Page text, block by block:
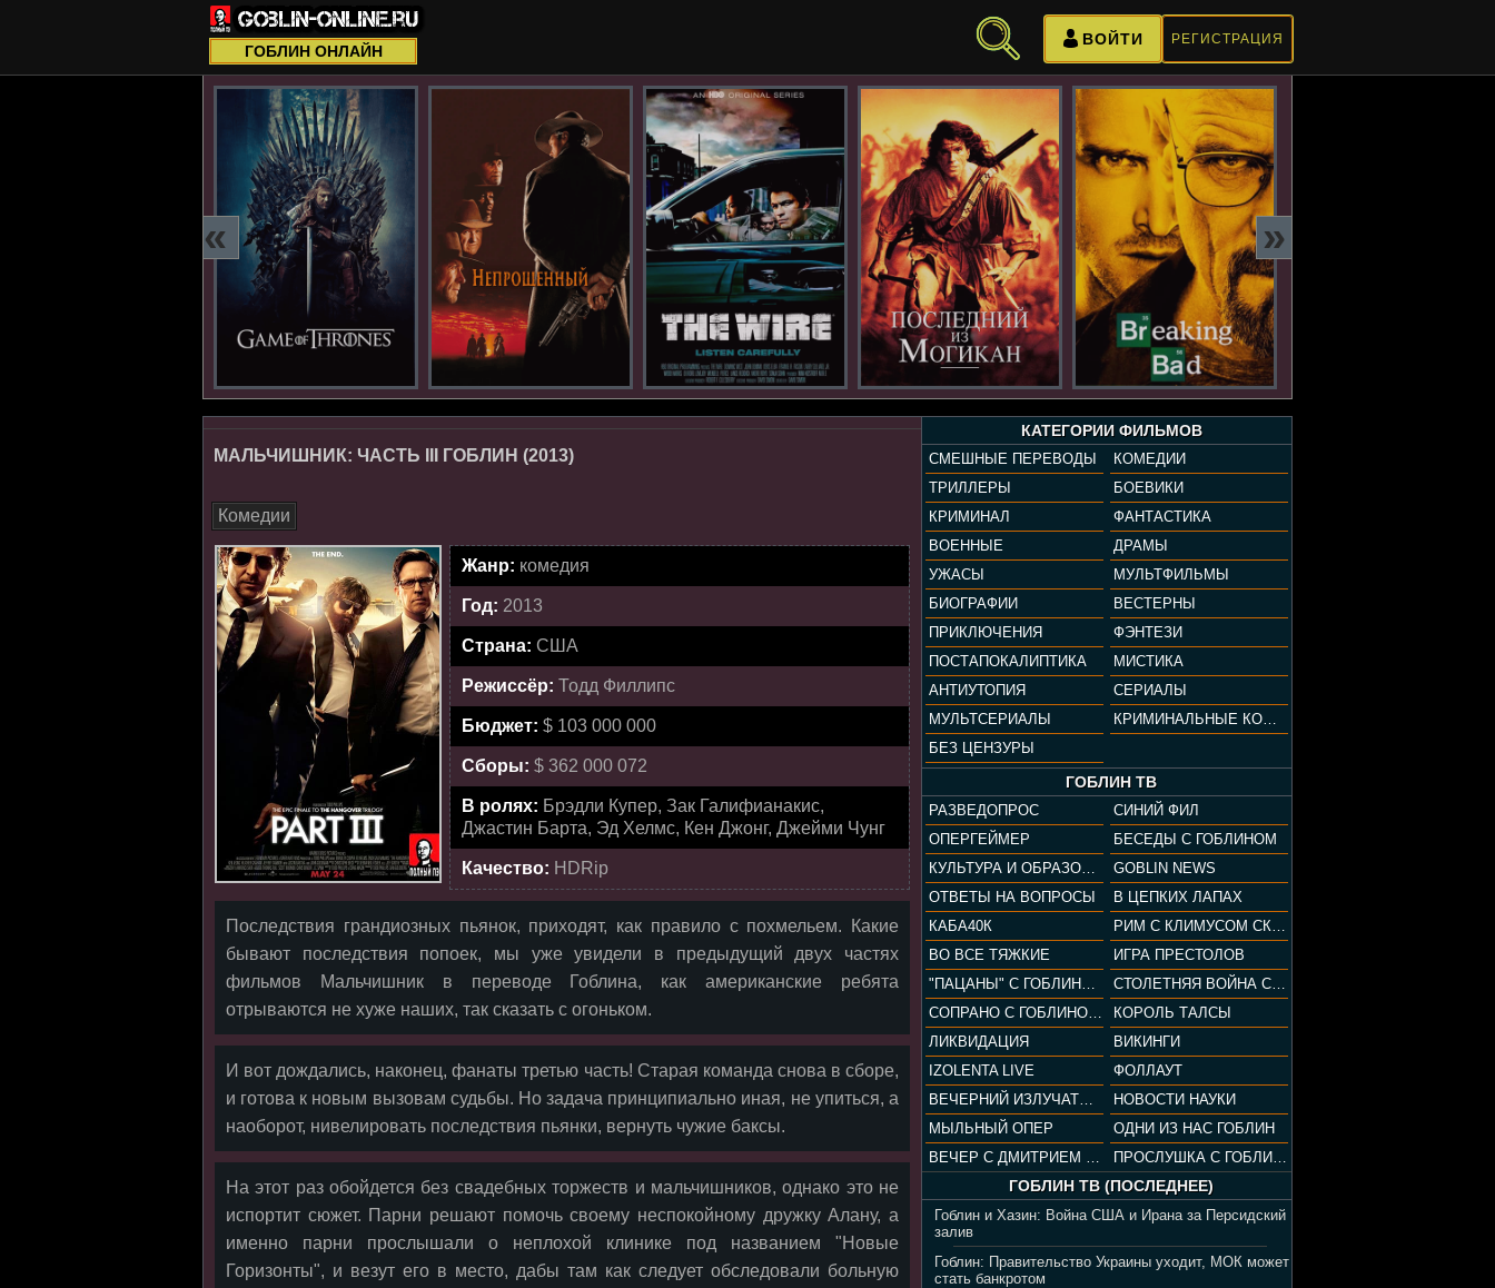
ГОБЛИН ОНЛАЙН
РЕГИСТРАЦИЯ
ВОЙТИ
« »
КАТЕГОРИИ ФИЛЬМОВ
СМЕШНЫЕ ПЕРЕВОДЫ
КОМЕДИИ
ТРИЛЛЕРЫ
БОЕВИКИ
КРИМИНАЛ
ФАНТАСТИКА
ВОЕННЫЕ
ДРАМЫ
УЖАСЫ
МУЛЬТФИЛЬМЫ
БИОГРАФИИ
ВЕСТЕРНЫ
ПРИКЛЮЧЕНИЯ
ФЭНТЕЗИ
ПОСТАПОКАЛИПТИКА
МИСТИКА
АНТИУТОПИЯ
СЕРИАЛЫ
МУЛЬТСЕРИАЛЫ
КРИМИНАЛЬНЫЕ КОМЕДИИ
БЕЗ ЦЕНЗУРЫ
ГОБЛИН ТВ
РАЗВЕДОПРОС
СИНИЙ ФИЛ
ОПЕРГЕЙМЕР
БЕСЕДЫ С ГОБЛИНОМ
КУЛЬТУРА И ОБРАЗОВАНИЕ
GOBLIN NEWS
ОТВЕТЫ НА ВОПРОСЫ
В ЦЕПКИХ ЛАПАХ
КАБА40К
РИМ С КЛИМУСОМ СКАРАБЕУСОМ
ВО ВСЕ ТЯЖКИЕ
ИГРА ПРЕСТОЛОВ
"ПАЦАНЫ" С ГОБЛИНОМ
СТОЛЕТНЯЯ ВОЙНА С КЛИМОМ ЖУКОВЫМ И ГОБЛИНОМ
СОПРАНО С ГОБЛИНОМ (РАЗБОР СЕРИАЛА)
КОРОЛЬ ТАЛСЫ
ЛИКВИДАЦИЯ
ВИКИНГИ
IZOLENTA LIVE
ФОЛЛАУТ
ВЕЧЕРНИЙ ИЗЛУЧАТЕЛЬ
НОВОСТИ НАУКИ
МЫЛЬНЫЙ ОПЕР
ОДНИ ИЗ НАС ГОБЛИН
ВЕЧЕР С ДМИТРИЕМ ПУЧКОВЫМ
ПРОСЛУШКА С ГОБЛИНОМ
ГОБЛИН ТВ (ПОСЛЕДНЕЕ)
Гоблин и Хазин: Война США и Ирана за Персидский
залив
Гоблин: Правительство Украины уходит, МОК может
стать банкротом
МАЛЬЧИШНИК: ЧАСТЬ III ГОБЛИН (2013)
Комедии
Жанр: комедия
Год: 2013
Страна: США
Режиссёр: Тодд Филлипс
Бюджет: $ 103 000 000
Сборы: $ 362 000 072
В ролях: Брэдли Купер, Зак Галифианакис,
Джастин Барта, Эд Хелмс, Кен Джонг, Джейми Чунг
Качество: HDRip
Последствия грандиозных пьянок, приходят, как правило с похмельем. Какие
бывают последствия попоек, мы уже увидели в предыдущий двух частях
фильмов Мальчишник в переводе Гоблина, как американские ребята
отрываются не хуже наших, так сказать с огоньком.
И вот дождались, наконец, фанаты третью часть! Старая команда снова в сборе,
и готова к новым вызовам судьбы. Но задача принципиально иная, не упиться, а
наоборот, нивелировать последствия пьянки, вернуть чужие баксы.
На этот раз обойдется без свадебных торжеств и мальчишников, однако это не
испортит сюжет. Парни решают помочь своему неспокойному дружку Алану, а
именно парни прослышали о неплохой клинике под названием "Новые
Горизонты", и везут его в место, дабы там как следует обследовали больную